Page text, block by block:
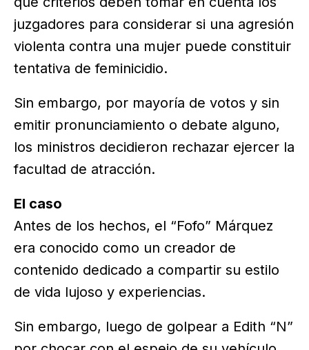
juzgadores para considerar si una agresión
violenta contra una mujer puede constituir
tentativa de feminicidio.
Sin embargo, por mayoría de votos y sin
emitir pronunciamiento o debate alguno,
los ministros decidieron rechazar ejercer la
facultad de atracción.
El caso
Antes de los hechos, el “Fofo” Márquez
era conocido como un creador de
contenido dedicado a compartir su estilo
de vida lujoso y experiencias.
Sin embargo, luego de golpear a Edith “N”